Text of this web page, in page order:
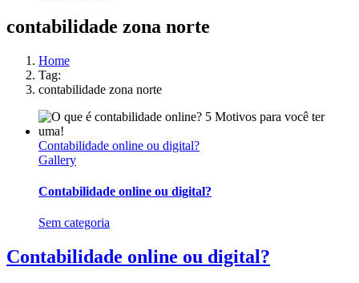
contabilidade zona norte
Home
Tag:
contabilidade zona norte
Contabilidade online ou digital?
Gallery
Contabilidade online ou digital?
Sem categoria
Contabilidade online ou digital?